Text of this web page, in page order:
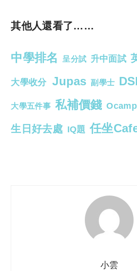
其他人還看了……
中學排名 呈分試 升中面試
大學收分 Jupas 副學士
大學五件事 私補價錢 Ocamp
生日好去處 IQ題 任坐
小雲